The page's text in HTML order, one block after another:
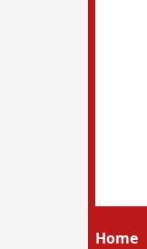
Home